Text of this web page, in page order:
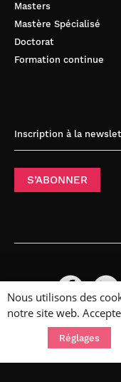
Masters
Mastère Spécialisé
Doctorat
Formation continue
Inscription à la
S’ABONNER
Nous utilisons des
notre site web.
Réglages